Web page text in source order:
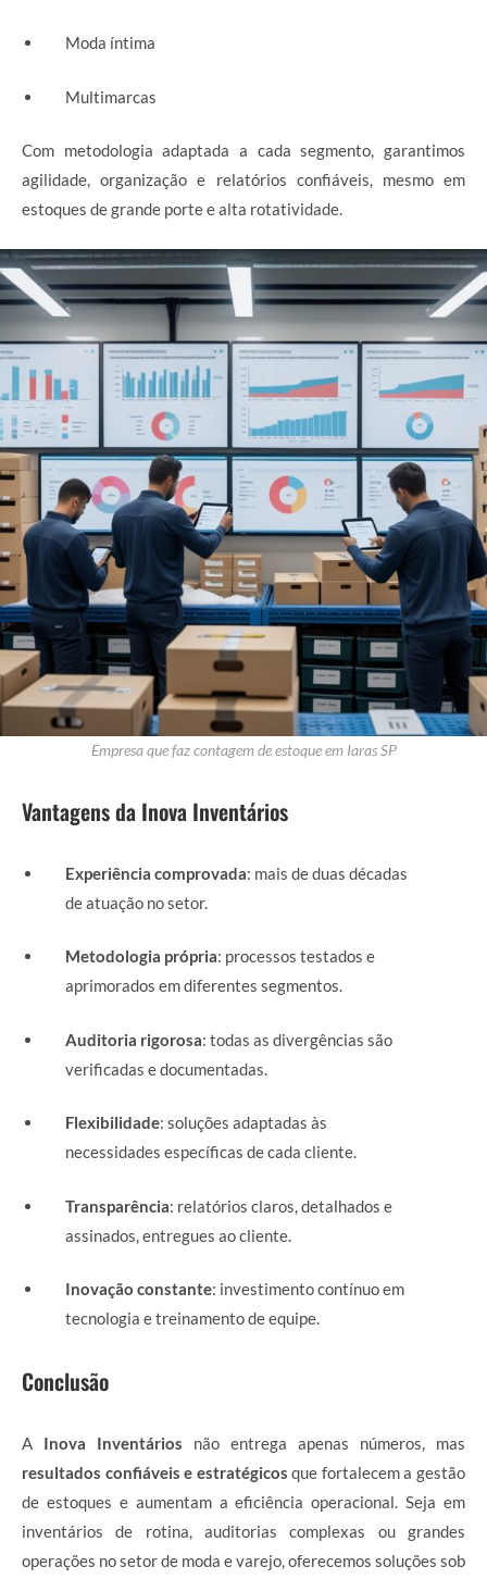
Moda íntima
Multimarcas
Com metodologia adaptada a cada segmento, garantimos
agilidade, organização e relatórios confiáveis, mesmo em
estoques de grande porte e alta rotatividade.
Empresa que faz contagem de estoque em Iaras SP
Vantagens da Inova Inventários
Experiência comprovada: mais de duas décadas
de atuação no setor.
Metodologia própria: processos testados e
aprimorados em diferentes segmentos.
Auditoria rigorosa: todas as divergências são
verificadas e documentadas.
Flexibilidade: soluções adaptadas às
necessidades específicas de cada cliente.
Transparência: relatórios claros, detalhados e
assinados, entregues ao cliente.
Inovação constante: investimento contínuo em
tecnologia e treinamento de equipe.
Conclusão
A Inova Inventários não entrega apenas números, mas
resultados confiáveis e estratégicos que fortalecem a gestão
de estoques e aumentam a eficiência operacional. Seja em
inventários de rotina, auditorias complexas ou grandes
operações no setor de moda e varejo, oferecemos soluções sob